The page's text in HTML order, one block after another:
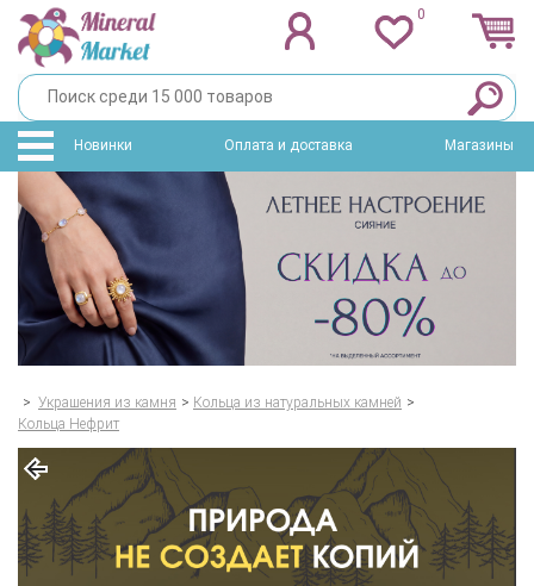
0
Новинки Оплата и доставка Магазины
> Украшения из камня > Кольца из натуральных камней >
Кольца Нефрит